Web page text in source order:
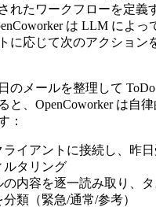
れたワークフローを定義
は LLM によっ
に応じて次のアクション
のメールを整理して
と、OpenCoworker は自
：
ライアントに接続し、昨
ルタリング
の内容を逐一読み取り、
類（緊急/通常/参考）